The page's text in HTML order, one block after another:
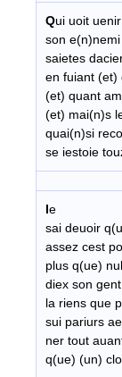
Qui uoit uenir
son
saietes
en fuiant (et)
(et) quant
(et) mai(n)s
quai(n)si
se iestoie
Ie
sai deuoir
assez cest
plus q(ue)
diex son
la riens que
sui pariurs
ner tout
q(ue) (un)